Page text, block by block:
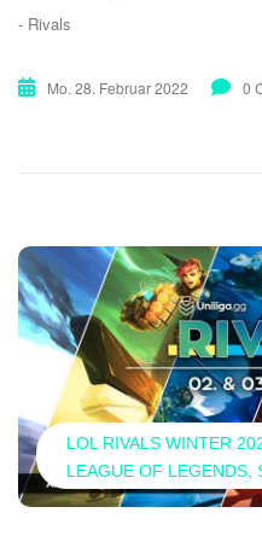
- Rivals
Mo. 28. Februar 2022 0
LOL RIVALS WINTER
LEAGUE OF LEGENDS